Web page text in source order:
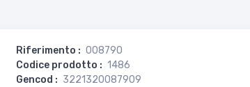
Riferimento : 008790
Codice prodotto : 1486
Gencod : 3221320087909